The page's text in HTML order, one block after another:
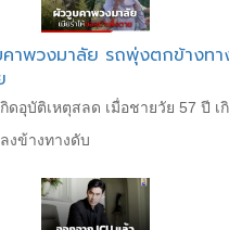
าพวงมาลัย รถพุ่งตกข้างทา
ดอุบัติเหตุสลด เมื่อชายวัย 57 ปี เ
งข้างทางดับ